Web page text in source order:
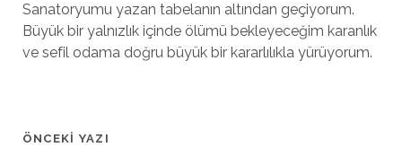
Sanatoryumu yazan tabelanın altından geçiyorum.
Büyük bir yalnızlık içinde ölümü bekleyeceğim karanlık
ve sefil odama doğru büyük bir kararlılıkla yürüyorum.
ÖNCEKI YAZI